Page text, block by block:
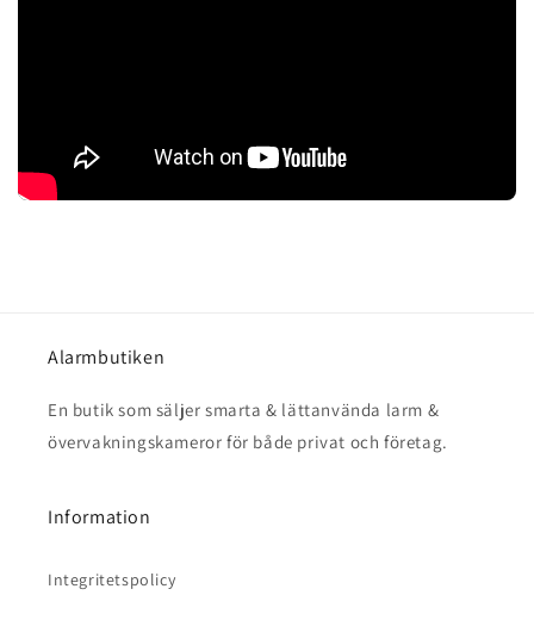
Alarmbutiken
En butik som säljer smarta & lättanvända larm &
övervakningskameror för både privat och företag.
Information
Integritetspolicy